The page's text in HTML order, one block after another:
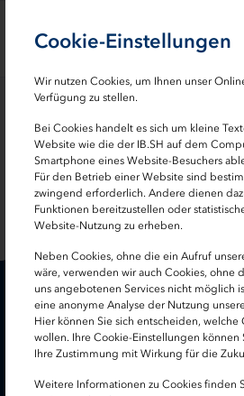
Cookie-Einstellungen
Wir nutzen Cookies, um Ihnen unser
Verfügung zu stellen.
Bei Cookies handelt es sich um kleine
Website wie die der IB.SH auf dem
Smartphone eines Website-Besuchers
Für den Betrieb einer Website sind
zwingend erforderlich. Andere dienen
Funktionen bereitzustellen oder
Website-Nutzung zu erheben.
Neben Cookies, ohne die ein Aufruf
wäre, verwenden wir auch Cookies, ohne
uns angebotenen Services nicht möglich
eine anonyme Analyse der Nutzung
Hier können Sie sich entscheiden, welche
wollen. Ihre Cookie-Einstellungen
Ihre Zustimmung mit Wirkung für die
Weitere Informationen zu Cookies finden
/ 404
SEITE TEILEN: